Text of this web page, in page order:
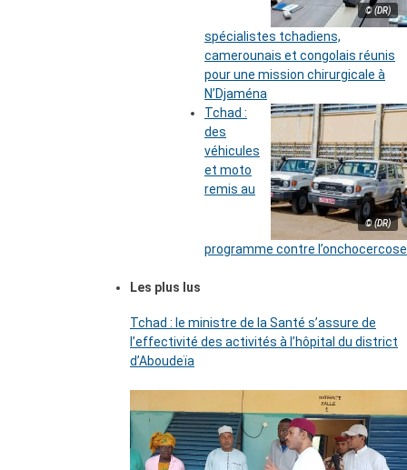
© (DR)
spécialistes tchadiens,
camerounais et congolais réunis
pour une mission chirurgicale à
N’Djaména
© (DR)
Tchad :
des
véhicules
et moto
remis au
programme contre l’onchocercose
Les plus lus
Tchad : le ministre de la Santé s’assure de
l’effectivité des activités à l’hôpital du district
d’Aboudeïa